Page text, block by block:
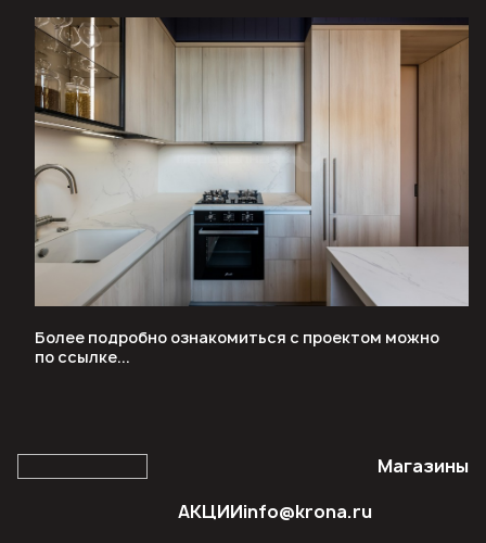
Более подробно ознакомиться с проектом можно
по ссылке...
Магазины
АКЦИИinfo@krona.ru